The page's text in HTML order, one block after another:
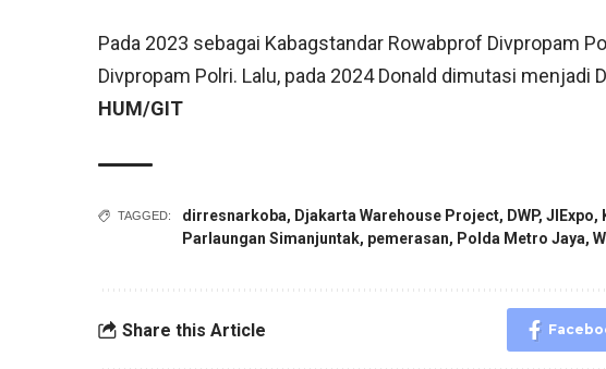
Pada 2023 sebagai Kabagstandar Rowabprof Divpropam
Divpropam Polri. Lalu, pada 2024 Donald dimutasi menjadi
HUM/GIT
TAGGED: dirresnarkoba, Djakarta Warehouse Project, DWP,JIExpo,
Parlaungan Simanjuntak, pemerasan, Polda Metro Jaya,
Share this Article